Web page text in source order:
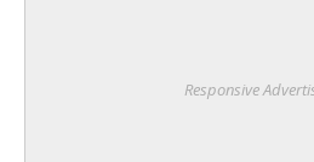
Responsive